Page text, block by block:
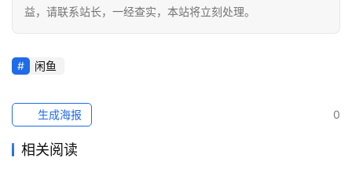
益，请联系站长，一经查实，本站将立刻处理。
闲鱼
0
生成海报
相关阅读